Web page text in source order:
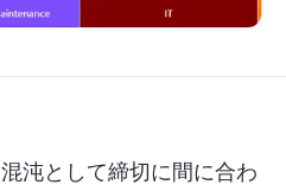
沌として締切に間に合わ